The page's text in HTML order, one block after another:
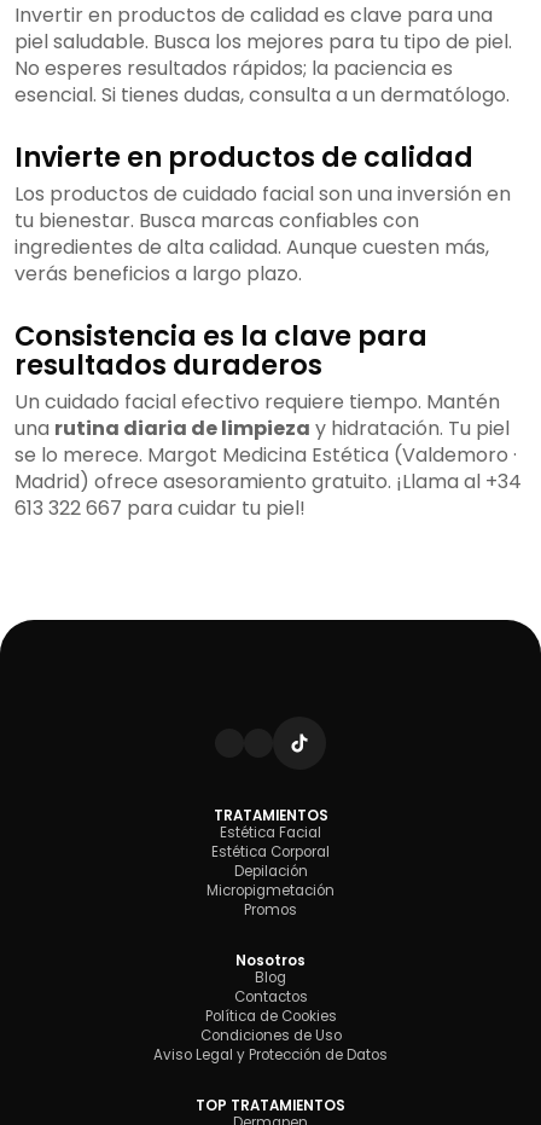
Invertir en productos de calidad es clave para una
piel saludable. Busca los mejores para tu tipo de piel.
No esperes resultados rápidos; la paciencia es
esencial. Si tienes dudas, consulta a un dermatólogo.
Invierte en productos de calidad
Los productos de cuidado facial son una inversión en
tu bienestar. Busca marcas confiables con
ingredientes de alta calidad. Aunque cuesten más,
verás beneficios a largo plazo.
Consistencia es la clave para
resultados duraderos
Un cuidado facial efectivo requiere tiempo. Mantén
una rutina diaria de limpieza y hidratación. Tu piel
se lo merece. Margot Medicina Estética (Valdemoro ·
Madrid) ofrece asesoramiento gratuito. ¡Llama al +34
613 322 667 para cuidar tu piel!
TRATAMIENTOS
Estética Facial
Estética Corporal
Depilación
Micropigmetación
Promos
Nosotros
Blog
Contactos
Política de Cookies
Condiciones de Uso
Aviso Legal y Protección de Datos
TOP TRATAMIENTOS